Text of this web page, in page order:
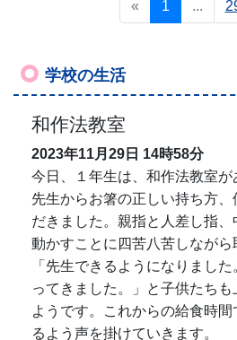
« 1 ...
学校の生活
和作法教室
2023年11月29日 14時58分
今日、１年生は、和作法教室
先生からお箸の正しい持ち方
だきました。親指と人差し指
動かすことに四苦八苦しながら
「先生できるようになりまし
ってきました。」と子供たち
ようです。これからの給食時間
るよう声を掛けていきます。